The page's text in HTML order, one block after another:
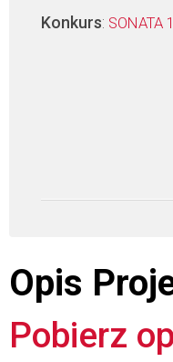
Konkurs: SONATA
Opis
Pobierz